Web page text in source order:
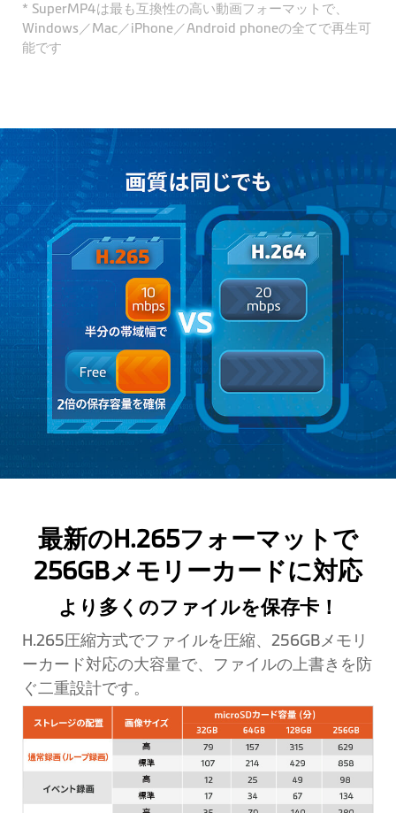
* SuperMP4は最も互換性の高い動画フォーマットで、
Windows／Mac／iPhone／Android phoneの全てで再生可
能です
最新のH.265フォーマットで
256GBメモリーカードに対応
より多くのファイルを保存卡！
H.265圧縮方式でファイルを圧縮、256GBメモリ
ーカード対応の大容量で、ファイルの上書きを防
ぐ二重設計です。